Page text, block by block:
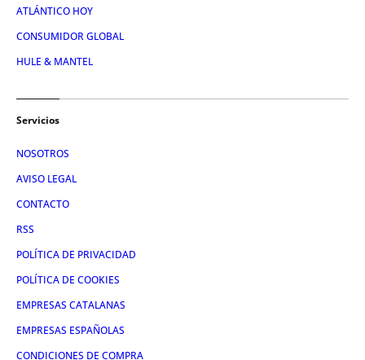
ATLÁNTICO HOY
CONSUMIDOR GLOBAL
HULE & MANTEL
Servicios
NOSOTROS
AVISO LEGAL
CONTACTO
RSS
POLÍTICA DE PRIVACIDAD
POLÍTICA DE COOKIES
EMPRESAS CATALANAS
EMPRESAS ESPAÑOLAS
CONDICIONES DE COMPRA